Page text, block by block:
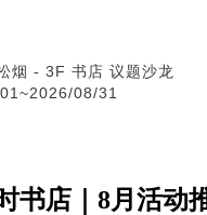
烟 - 3F 书店 议题沙龙
08/31
书店｜8月活动